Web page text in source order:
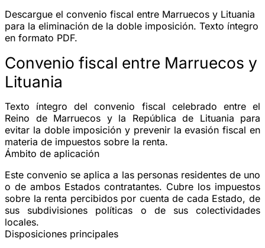
Descargue el convenio fiscal entre Marruecos y Lituania
para la eliminación de la doble imposición. Texto íntegro
en formato PDF.
Convenio fiscal entre Marruecos y
Lituania
Texto íntegro del convenio fiscal celebrado entre el
Reino de Marruecos y la República de Lituania para
evitar la doble imposición y prevenir la evasión fiscal en
materia de impuestos sobre la renta.
Ámbito de aplicación
Este convenio se aplica a las personas residentes de uno
o de ambos Estados contratantes. Cubre los impuestos
sobre la renta percibidos por cuenta de cada Estado, de
sus subdivisiones políticas o de sus colectividades
locales.
Disposiciones principales